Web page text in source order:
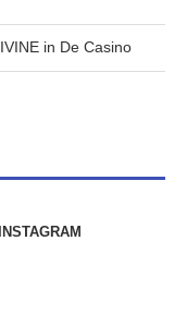
in De Casino
INSTAGRAM